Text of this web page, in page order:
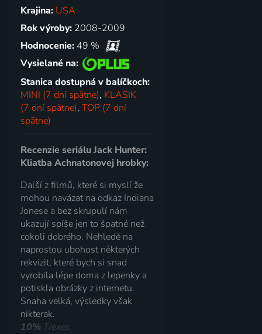
Krajina: USA
Rok výroby: 2008-2009
Hodnocenie: 49 %
Vysielané na:
Stanica dostupná v balíčkoch:
MINI (7 dní spätne), KLASIK
(7 dní spätne),TOP (7 dní
spätne)
Recenzie seriálu Jack Hunter:
Kliatba Achnatonovej hrobky:
Další z filmů, které si myslí že
mohou navázat na odkaz Indiana
Jonese a bez skrupulí nám
ukazují spíše jen to špatné než
cokoli dobrého. Nehledě na
naprostou ubohost některých
rekvizit, které bych si snad
vyrobila lépe doma z lepenky a
potiskla obrázky z internetu.
Snaha velká, výsledky však
nikterak.
10% Trexes